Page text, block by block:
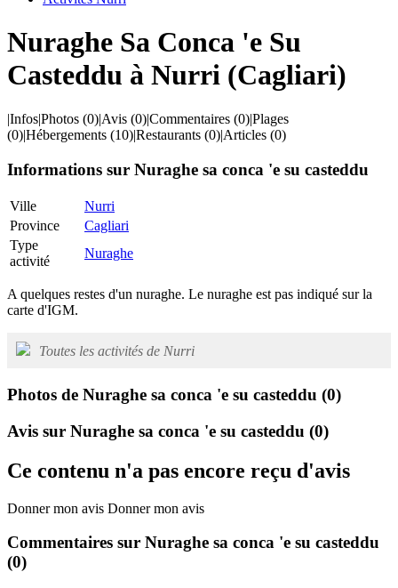
Nuraghe Sa Conca 'e Su
Casteddu à Nurri (Cagliari)
|Infos|Photos (0)|Avis (0)|Commentaires (0)|Plages
(0)|Hébergements (10)|Restaurants (0)|Articles (0)
Informations sur Nuraghe sa conca 'e su casteddu
Ville
Nurri
Province
Cagliari
Type
activité
Nuraghe
A quelques restes d'un nuraghe. Le nuraghe est pas indiqué sur la
carte d'IGM.
Toutes les activités de Nurri
Photos de Nuraghe sa conca 'e su casteddu (0)
Avis sur Nuraghe sa conca 'e su casteddu (0)
Ce contenu n'a pas encore reçu d'avis
Donner mon avis Donner mon avis
Commentaires sur Nuraghe sa conca 'e su casteddu
(0)